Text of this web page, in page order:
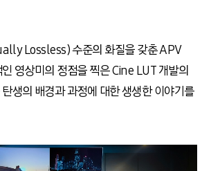
Lossless) 수준의 화질을 갖춘 APV
영상미의 정점을 찍은 Cine LUT 개발의
생의 배경과 과정에 대한 생생한 이야기를